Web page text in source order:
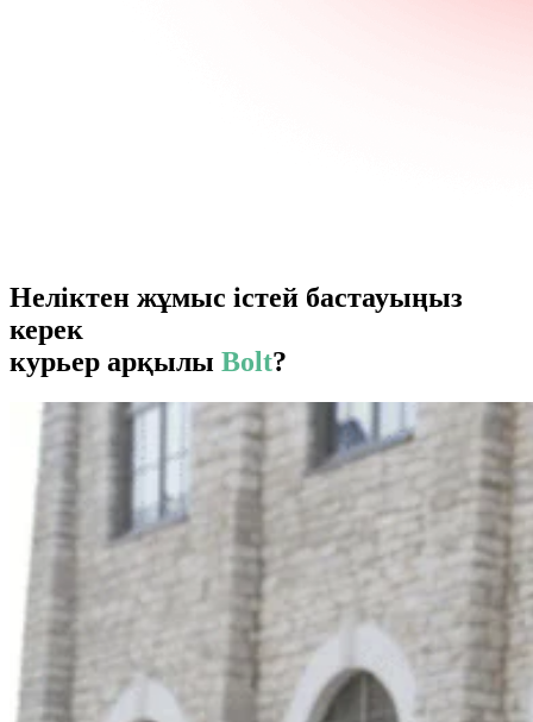
Неліктен жұмыс істей бастауыңыз
керек
курьер арқылы Bolt?